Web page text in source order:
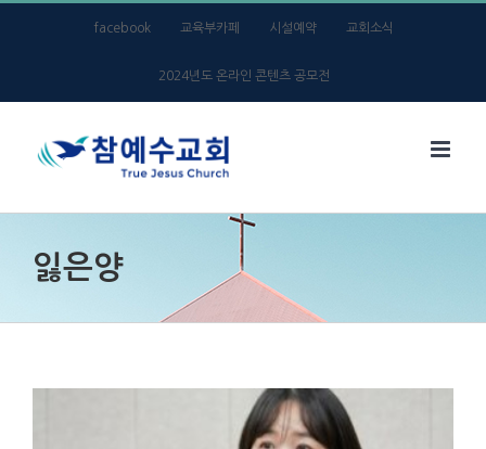
facebook 교육부카페 시설예약 교회소식
2024년도 온라인 콘텐츠 공모전
잃은양